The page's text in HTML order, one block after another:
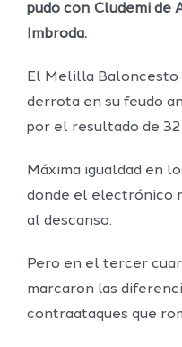
pudo con Cludemi de
Imbroda.
El Melilla Baloncesto
derrota en su feudo
por el resultado de 32
Máxima igualdad en
donde el electrónico
al descanso.
Pero en el tercer
marcaron las
contraataques que